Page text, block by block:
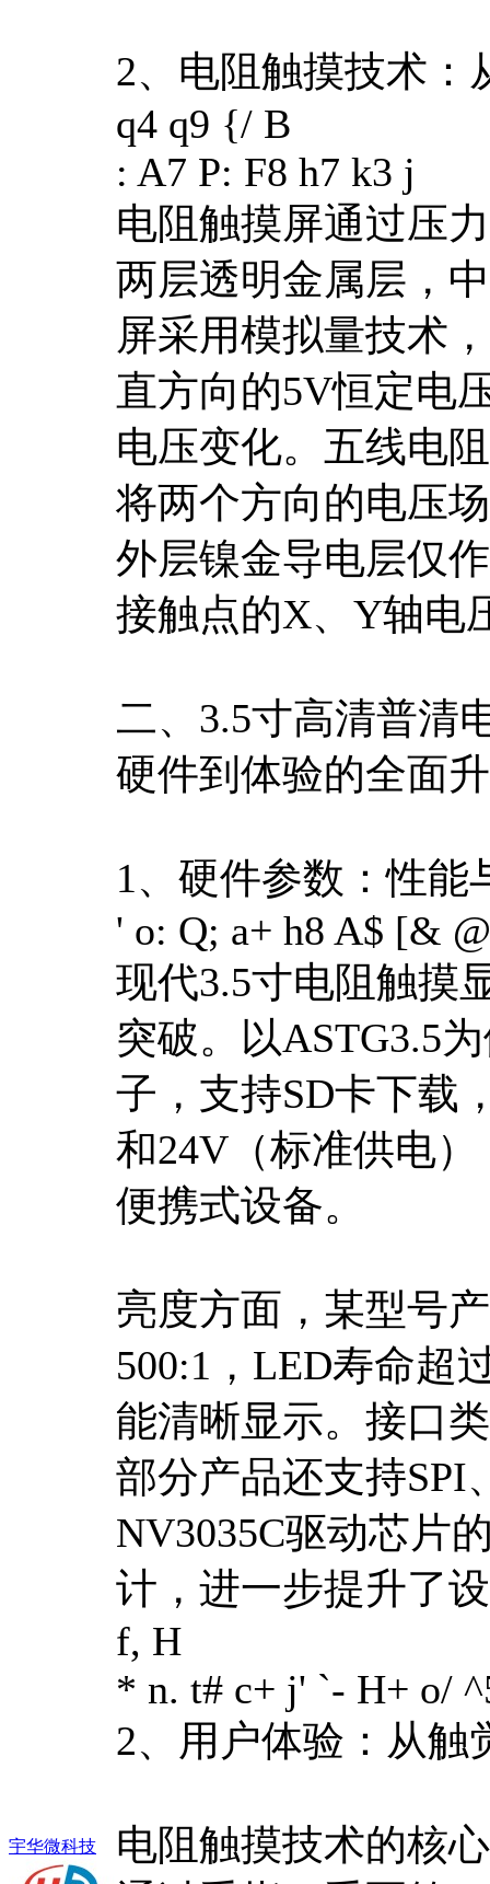
宇华微科技
2、电阻触摸技术：
q4 q9 {/ B
: A7 P: F8 h7 k3 j
电阻触摸屏通过压
两层透明金属层，
屏采用模拟量技术
直方向的5V恒定电
电压变化。五线电
将两个方向的电压
外层镍金导电层仅
接触点的X、Y轴电
二、3.5寸高清普清
硬件到体验的全面
1、硬件参数：性能
' o: Q; a+ h8 A$ [& @
现代3.5寸电阻触摸
突破。以ASTG3.5
子，支持SD卡下载
和24V（标准供电
便携式设备。
亮度方面，某型号
500:1，LED寿命超
能清晰显示。接口
部分产品还支持SPI
NV3035C驱动芯片
计，进一步提升了
f, H
* n. t# c+ j' `- H+ o/
2、用户体验：从触
电阻触摸技术的核